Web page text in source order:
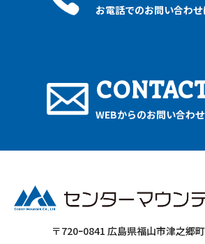
お電話でのお問い合わ
WEBからのお問い合わ
〒720ｰ0841 広島県福山市津之郷